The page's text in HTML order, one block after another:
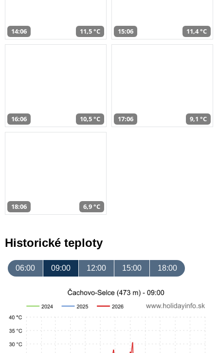
14:06 11,5 °C 15:06 11,4 °C
16:06 10,5 °C 17:06 9,1 °C
18:06 6,9 °C
Historické teploty
06:00 09:00 12:00 15:00 18:00